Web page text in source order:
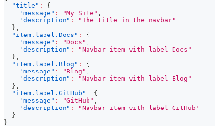
"title" :
{
"message" : "My Site" ,
"description" :
"The title in the navbar"
} ,
"item.label.Docs" :
{
"message" : "Docs" ,
"description" :
"Navbar item with label Docs"
} ,
"item.label.Blog" :
{
"message" : "Blog" ,
"description" :
"Navbar item with label Blog"
} ,
"item.label.GitHub" :
{
"message" : "GitHub" ,
"description" :
"Navbar item with label GitHub"
}
}